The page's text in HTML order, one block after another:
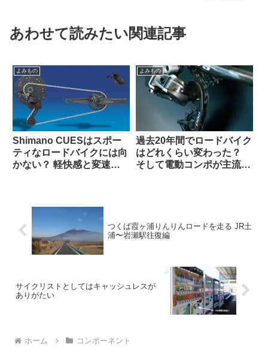
あわせて読みたい関連記事
よみもの
Shimano CUESはスポー
ティなロードバイクには向
かない？ 軽快感と変速の
よみもの
過去20年間でロードバイク
はどれくらい変わった？
そして電動コンポが主流に
つくば霞ヶ浦りんりんロードを走る JR土
浦〜岩瀬駅往復編
サイクリストとしてはキャッシュレスが
ありがたい
ホーム コンポーネント